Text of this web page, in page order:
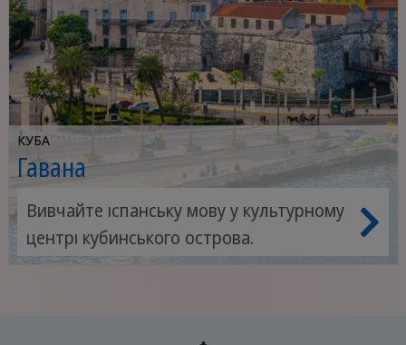
КУБА
Гавана
Вивчайте іспанську мову у культурному
центрі кубинського острова.